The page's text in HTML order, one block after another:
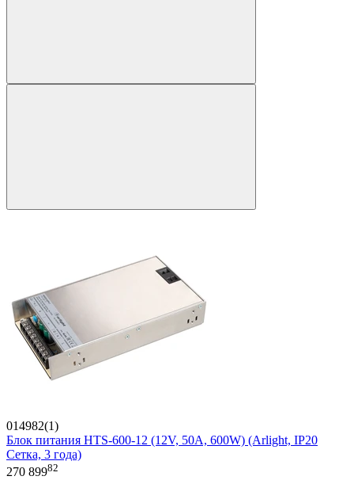
014982(1)
Блок питания HTS-600-12 (12V, 50A, 600W) (Arlight, IP20
Сетка, 3 года)
270 89982